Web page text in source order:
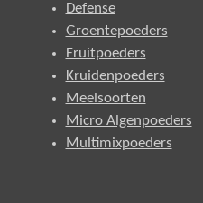
Defense
Groentepoeders
Fruitpoeders
Kruidenpoeders
Meelsoorten
Micro Algenpoeders
Multimixpoeders